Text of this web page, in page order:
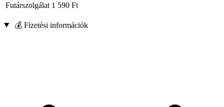
Futárszolgálat 1 590 Ft
💰 Fizetési információk